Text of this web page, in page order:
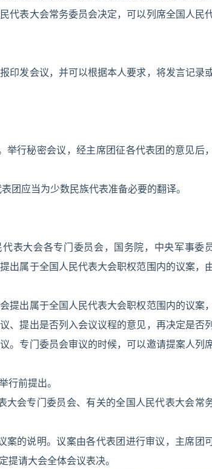
代表大会常务委员会决定，可以列席全国人民
印发会议，并可以根据本人要求，将发言记录
行秘密会议，经主席团征各代表团的意见后，
团应当为少数民族代表准备必要的翻译。
表大会各专门委员会，国务院，中央军事委
出属于全国人民代表大会职权范围内的议案，
出属于全国人民代表大会职权范围内的议案，
、提出是否列入会议议程的意见，再决定是否列
。专门委员会审议的时候，可以邀请提案人列
行前提出。
会专门委员会、有关的全国人民代表大会常
案的说明。议案由各代表团进行审议，主席团
请大会全体会议表决。